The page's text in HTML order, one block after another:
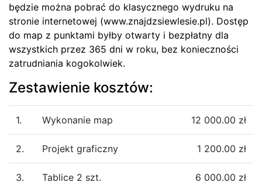
będzie można pobrać do klasycznego wydruku na
stronie internetowej (www.znajdzsiewlesie.pl). Dostęp
do map z punktami byłby otwarty i bezpłatny dla
wszystkich przez 365 dni w roku, bez konieczności
zatrudniania kogokolwiek.
Zestawienie kosztów:
1. Wykonanie map 12 000.00 zł
2. Projekt graficzny 1 200.00 zł
3. Tablice 2 szt. 6 000.00 zł